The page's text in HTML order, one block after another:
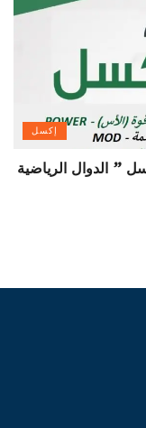
إكسل
” الدوال الرياضية